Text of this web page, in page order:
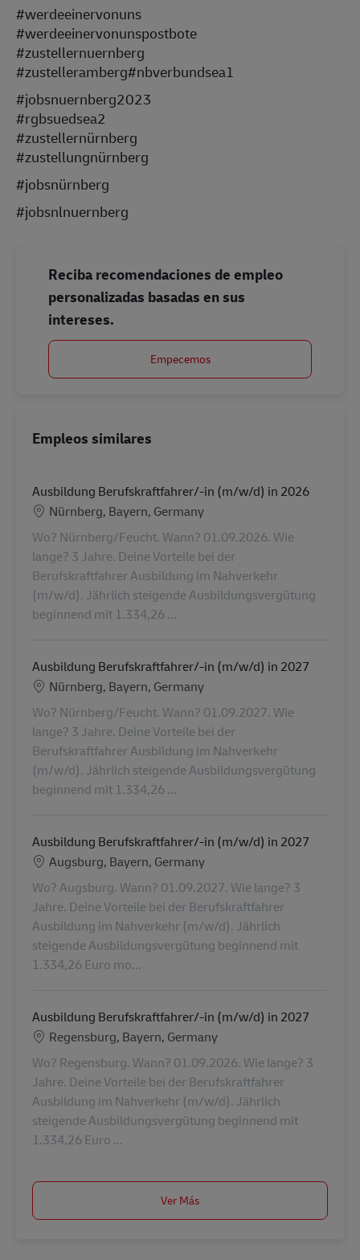
#werdeeinervonuns
#werdeeinervonunspostbote
#zustellernuernberg
#zustelleramberg#nbverbundsea1
#jobsnuernberg2023
#rgbsuedsea2
#zustellernürnberg
#zustellungnürnberg
#jobsnürnberg
#jobsnlnuernberg
Reciba recomendaciones de empleo
personalizadas basadas en sus
intereses.
Empecemos
Empleos similares
Ausbildung Berufskraftfahrer/-in (m/w/d) in 2026
Ubicación
Nürnberg, Bayern, Germany
Wo? Nürnberg/Feucht. Wann? 01.09.2026. Wie
lange? 3 Jahre. Deine Vorteile bei der
Berufskraftfahrer Ausbildung im Nahverkehr
(m/w/d). Jährlich steigende Ausbildungsvergütung
beginnend mit 1.334,26 ...
Ausbildung Berufskraftfahrer/-in (m/w/d) in 2027
Ubicación
Nürnberg, Bayern, Germany
Wo? Nürnberg/Feucht. Wann? 01.09.2027. Wie
lange? 3 Jahre. Deine Vorteile bei der
Berufskraftfahrer Ausbildung im Nahverkehr
(m/w/d). Jährlich steigende Ausbildungsvergütung
beginnend mit 1.334,26 ...
Ausbildung Berufskraftfahrer/-in (m/w/d) in 2027
Ubicación
Augsburg, Bayern, Germany
Wo? Augsburg. Wann? 01.09.2027. Wie lange? 3
Jahre. Deine Vorteile bei der Berufskraftfahrer
Ausbildung im Nahverkehr (m/w/d). Jährlich
steigende Ausbildungsvergütung beginnend mit
1.334,26 Euro mo...
Ausbildung Berufskraftfahrer/-in (m/w/d) in 2027
Ubicación
Regensburg, Bayern, Germany
Wo? Regensburg. Wann? 01.09.2026. Wie lange? 3
Jahre. Deine Vorteile bei der Berufskraftfahrer
Ausbildung im Nahverkehr (m/w/d). Jährlich
steigende Ausbildungsvergütung beginnend mit
1.334,26 Euro ...
Ver Más